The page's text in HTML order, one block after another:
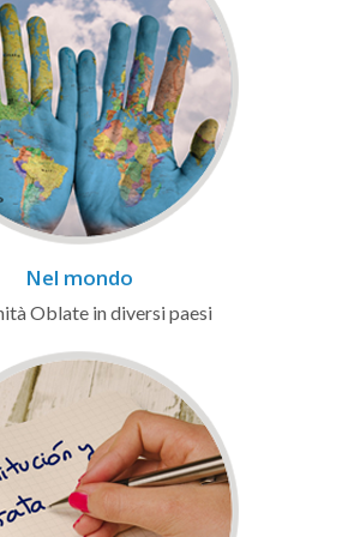
Nel mondo
Oblate in diversi paesi